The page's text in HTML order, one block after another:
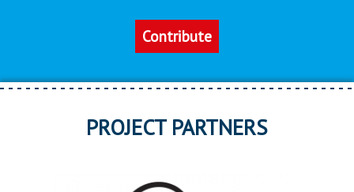
Contribute
PROJECT PARTNERS